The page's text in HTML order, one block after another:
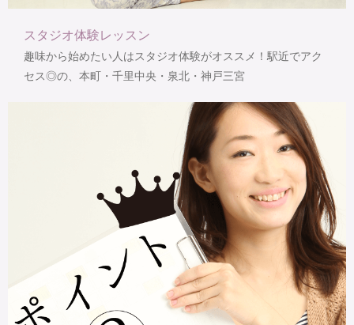
スタジオ体験レッスン
趣味から始めたい人はスタジオ体験がオススメ！駅近でアク
セス◎の、本町・千里中央・泉北・神戸三宮